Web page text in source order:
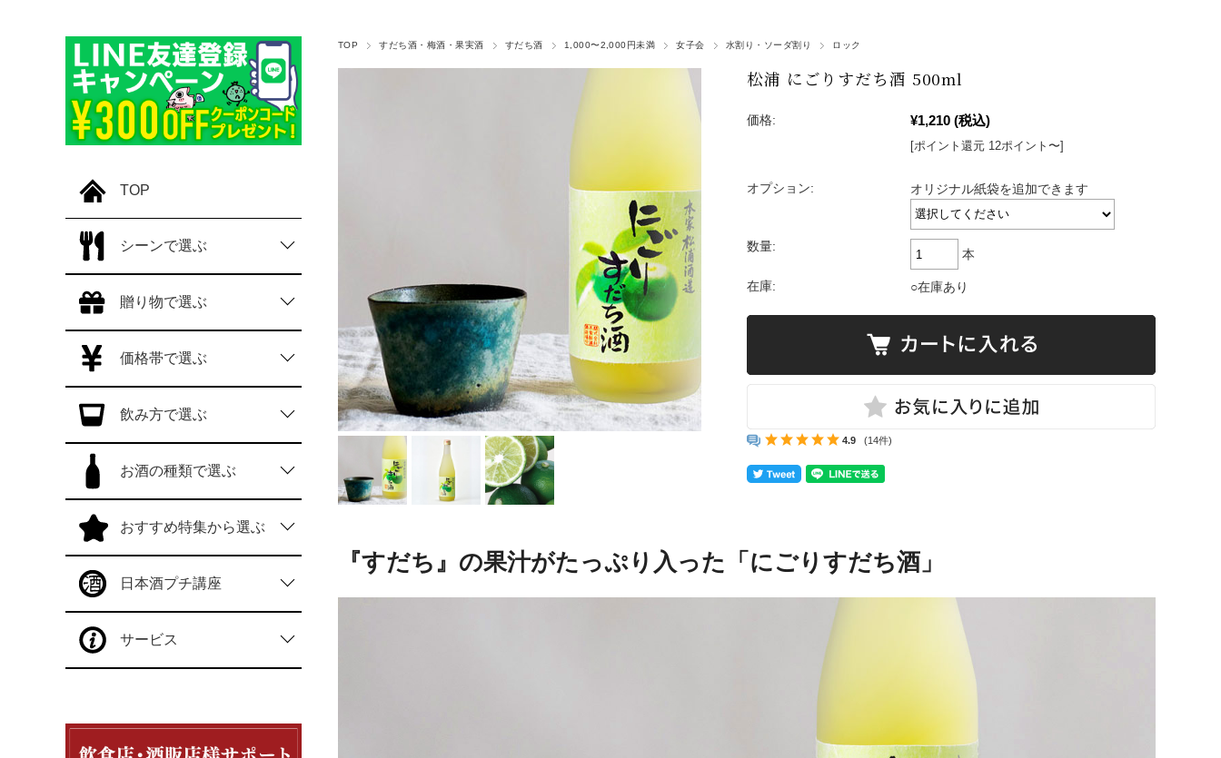
TOP すだち酒・梅酒・果実酒 すだち酒 1,000〜2,000円未満 女子会 水割り・ソーダ割り ロック
松浦 にごりすだち酒 500ml
価格: ¥1,210 (税込)
[ポイント還元 12ポイント〜]
オプション: オリジナル紙袋を追加できます
数量:
本
在庫: ○在庫あり
4.9 (14件)
『すだち』の果汁がたっぷり入った「にごりすだち酒」
TOP
シーンで選ぶ
贈り物で選ぶ
価格帯で選ぶ
飲み方で選ぶ
お酒の種類で選ぶ
おすすめ特集から選ぶ
日本酒プチ講座
サービス